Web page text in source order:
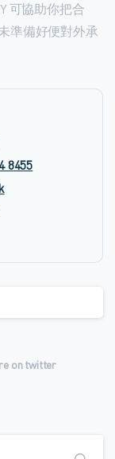
可協助你把合
準備好便對外承
8455
on twitter